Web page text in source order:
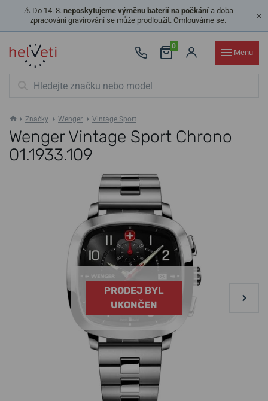
⚠️ Do 14. 8. neposkytujeme výměnu baterií na počkánía doba
zpracování gravírování se může prodloužit. Omlouváme se.
0
Menu
Značky Wenger Vintage Sport
Wenger Vintage Sport Chrono
01.1933.109
PRODEJ BYL
UKONČEN